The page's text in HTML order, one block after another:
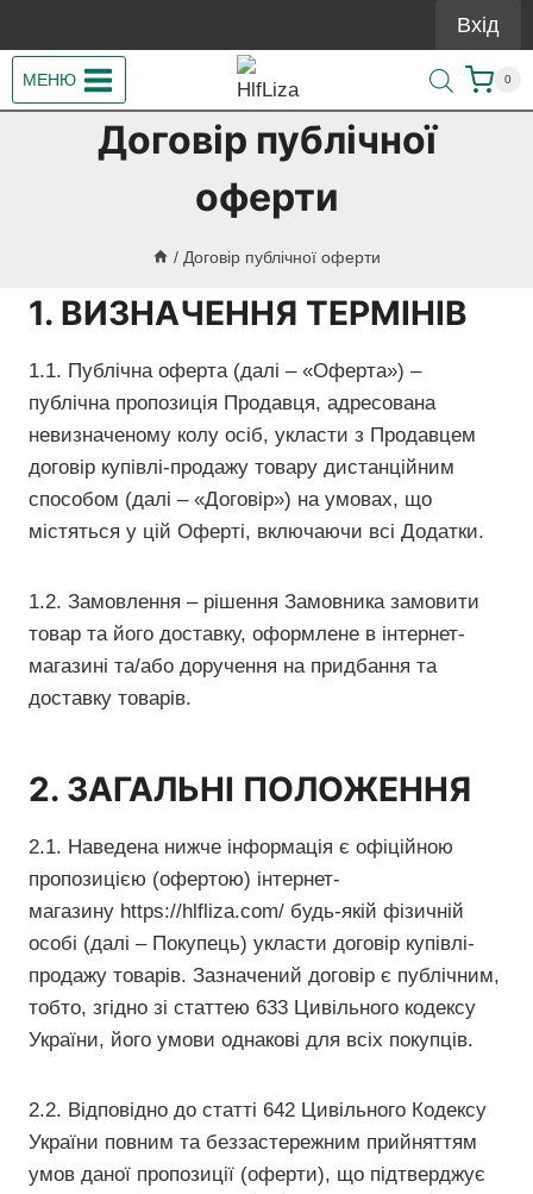
до
вмісту
Вхід
МЕНЮ 0
Договір публічної
оферти
/ Договір публічної оферти
1. ВИЗНАЧЕННЯ ТЕРМІНІВ
1.1. Публічна оферта (далі – «Оферта») –
публічна пропозиція Продавця, адресована
невизначеному колу осіб, укласти з Продавцем
договір купівлі-продажу товару дистанційним
способом (далі – «Договір») на умовах, що
містяться у цій Оферті, включаючи всі Додатки.
1.2. Замовлення – рішення Замовника замовити
товар та його доставку, оформлене в інтернет-
магазині та/або доручення на придбання та
доставку товарів.
2. ЗАГАЛЬНІ ПОЛОЖЕННЯ
2.1. Наведена нижче інформація є офіційною
пропозицією (офертою) інтернет-
магазину https://hlfliza.com/ будь-якій фізичній
особі (далі – Покупець) укласти договір купівлі-
продажу товарів. Зазначений договір є публічним,
тобто, згідно зі статтею 633 Цивільного кодексу
України, його умови однакові для всіх покупців.
2.2. Відповідно до статті 642 Цивільного Кодексу
України повним та беззастережним прийняттям
умов даної пропозиції (оферти), що підтверджує